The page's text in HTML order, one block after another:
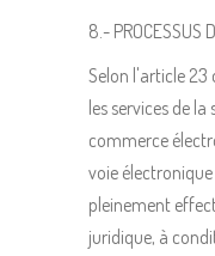
8.- PROCESSUS
Selon l'article 23
les services de
commerce
voie
pleinement
juridique, à